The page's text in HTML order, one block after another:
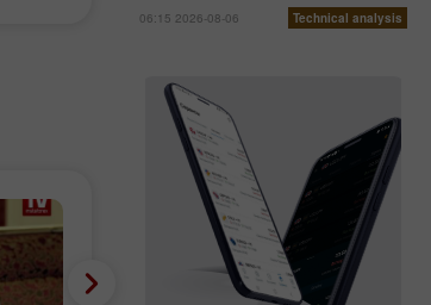
06:15 2026-08-06
Technical analysis